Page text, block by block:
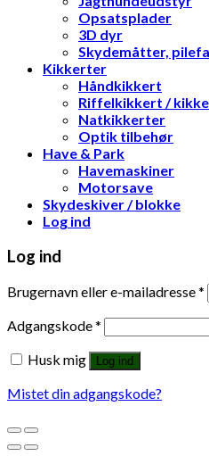
Opsatsplader
3D dyr
Skydemåtter,
Kikkerter
Håndkikkert
Riffelkikkert /
Natkikkerter
Optik tilbehør
Have & Park
Havemaskiner
Motorsave
Skydeskiver / blokke
Log ind
Log ind
Brugernavn eller e-mailadresse*
Adgangskode*
Husk mig
Log ind
Mistet din adgangskode?